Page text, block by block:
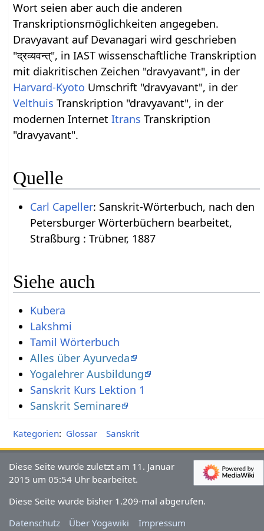
Wort seien aber auch die anderen
Transkriptionsmöglichkeiten angegeben.
Dravyavant auf Devanagari wird geschrieben
"द्रव्यवन्त्", in IAST wissenschaftliche Transkription
mit diakritischen Zeichen "dravyavant", in der
Harvard-Kyoto Umschrift "dravyavant", in der
Velthuis Transkription "dravyavant", in der
modernen InternetItrans Transkription
"dravyavant".
Quelle
Carl Capeller: Sanskrit-Wörterbuch, nach den
Petersburger Wörterbüchern bearbeitet,
Straßburg : Trübner, 1887
Siehe auch
Kubera
Lakshmi
Tamil Wörterbuch
Alles über Ayurveda
Yogalehrer Ausbildung
Sanskrit Kurs Lektion 1
Sanskrit Seminare
Kategorien: Glossar Sanskrit
Diese Seite wurde zuletzt am 11. Januar
2015 um 05:54 Uhr bearbeitet.
Diese Seite wurde bisher 1.209-mal abgerufen.
Datenschutz
Über Yogawiki Impressum